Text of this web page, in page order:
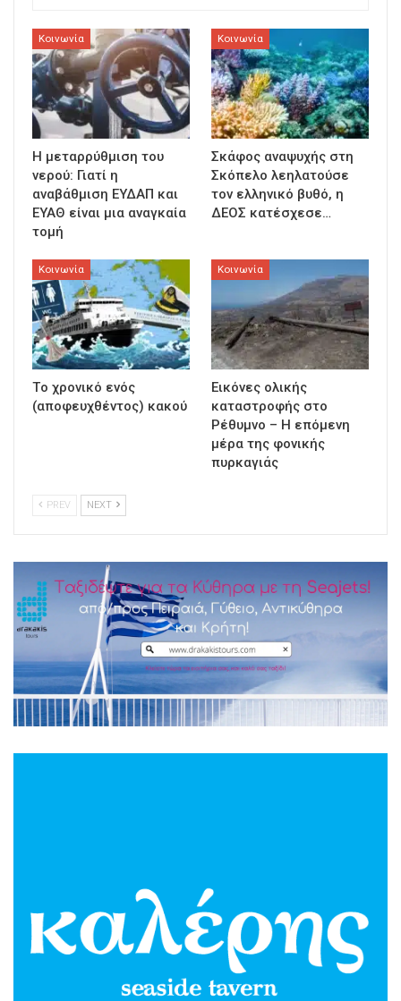
Κοινωνία
Η μεταρρύθμιση του
νερού: Γιατί η
αναβάθμιση ΕΥΔΑΠ και
ΕΥΑΘ είναι μια αναγκαία
τομή
Κοινωνία
Σκάφος αναψυχής στη
Σκόπελο λεηλατούσε
τον ελληνικό βυθό, η
ΔΕΟΣ κατέσχεσε…
Κοινωνία
Τo χρονικό ενός
(αποφευχθέντος) κακού
Κοινωνία
Εικόνες ολικής
καταστροφής στο
Ρέθυμνο – Η επόμενη
μέρα της φονικής
πυρκαγιάς
PREV NEXT